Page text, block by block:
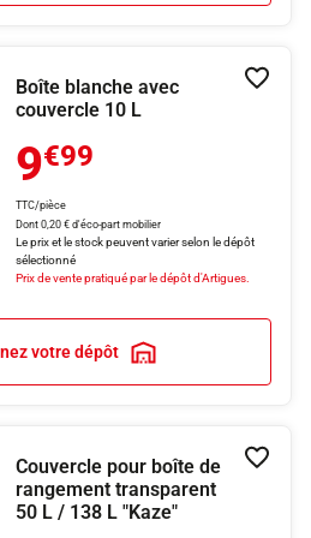
Boîte blanche avec
couvercle 10 L
9€99
TTC/pièce
Dont 0,20 € d'éco-part mobilier
Le prix et le stock peuvent varier selon le dépôt
sélectionné
Prix de vente pratiqué par le dépôt d'Artigues.
votre dépôt
Couvercle pour boîte de
rangement transparent
50 L / 138 L "Kaze"